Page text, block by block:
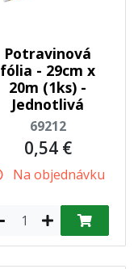
Potravinová
fólia - 29cm x
20m (1ks) -
Jednotlivá
69212
0,54 €
Na objednávku